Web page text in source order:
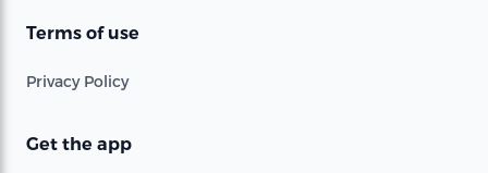
Terms of use
Privacy Policy
Get the app